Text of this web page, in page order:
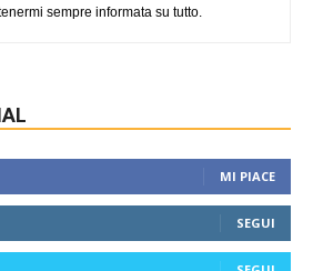
sempre informata su tutto.
MI PIACE
SEGUI